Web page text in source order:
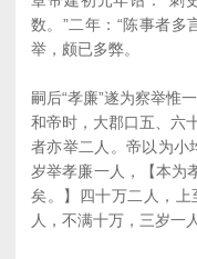
数。”二年：“陈事者多
举，颇已多弊。
嗣后“孝廉”遂为察举惟
和帝时，大郡口五、六
者亦举二人。帝以为小
岁举孝廉一人，【本为
矣。】四十万二人，
人，不满十万，三岁一